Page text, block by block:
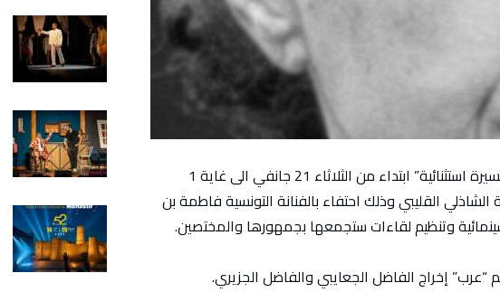
تنظم المكتبة السينمائية التونسية فعالية “أسرار مسيرة استثنائية” ابتداء من الثلاثاء 21 جانفي الى غاية 1
الشاذلي القليبي وذلك احتفاء بالفنانة التونسية فاطمة بن
وتنظيم لقاءات ستجمعها بجمهورها والمختصين.
“عرب” إخراج الفاضل الجعايبي والفاضل الجزيري.